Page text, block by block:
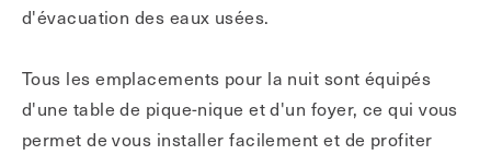
d'évacuation des eaux usées.
Tous les emplacements pour la nuit sont équipés
d'une table de pique-nique et d'un foyer, ce qui vous
permet de vous installer facilement et de profiter